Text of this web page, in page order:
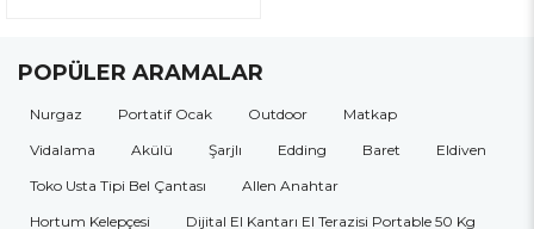
POPÜLER ARAMALAR
Nurgaz Portatif Ocak Outdoor
Matkap
Vidalama
Akülü Şarjlı Edding Baret
Eldiven
Toko Usta Tipi Bel Çantası
Allen Anahtar
Hortum Kelepçesi
Dijital El Kantarı El Terazisi Portable 50 Kg